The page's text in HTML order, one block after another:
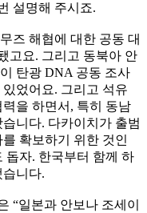
설명해 주시죠.
즈 해협에 대한 공동 대
고요. 그리고 동북아 안
탄광 DNA 공동 조사
었어요. 그리고 석유
을 하면서, 특히 동남
니다. 다카이치가 출범
확보하기 위한 것인
돕자. 한국부터 함께 하
니다.
“일본과 안보나 조세이